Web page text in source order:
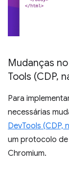
Mudanças
Tools (CDP,
Para
necessárias
DevTools (CDP,
um protocolo
Chromium.